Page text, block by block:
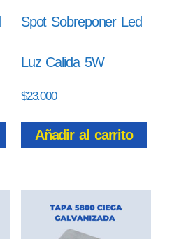
Spot Sobreponer Led
Luz Calida 5W
$23.000
Añadir al carrito